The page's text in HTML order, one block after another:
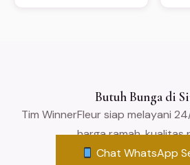
Butuh Bunga di
Tim WinnerFleur siap melayani
harga ramah, kualitas
Chat WhatsApp